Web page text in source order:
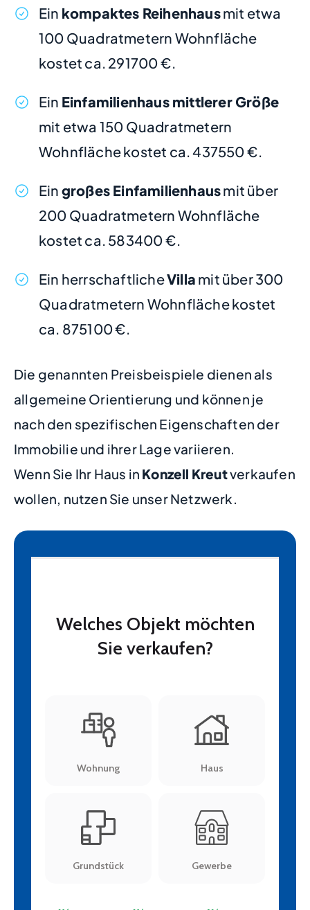
Ein kompaktes Reihenhausmit etwa
100 Quadratmetern Wohnfläche
kostet ca. 291700 €.
Ein Einfamilienhaus mittlerer Größe
mit etwa 150 Quadratmetern
Wohnfläche kostet ca. 437550 €.
Ein großes Einfamilienhausmit über
200 Quadratmetern Wohnfläche
kostet ca. 583400 €.
Ein herrschaftlicheVilla mit über 300
Quadratmetern Wohnfläche kostet
ca. 875100 €.
Die genannten Preisbeispiele dienen als
allgemeine Orientierung und können je
nach den spezifischen Eigenschaften der
Immobilie und ihrer Lage variieren.
Wenn Sie Ihr Haus in Konzell Kreutverkaufen
wollen, nutzen Sie unser Netzwerk.